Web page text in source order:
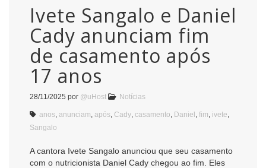
Ivete Sangalo e Daniel
Cady anunciam fim
de casamento após
17 anos
28/11/2025 por @uHost Notícias
anos anunciam após Cady casamento Daniel fim ivete
Sangalo
A cantora Ivete Sangalo anunciou que seu casamento
com o nutricionista Daniel Cady chegou ao fim. Eles